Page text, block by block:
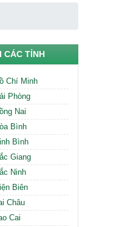
CÁC TỈNH
Chí Minh
Phòng
Nai
Bình
Bình
Giang
Ninh
Biên
Châu
Cai